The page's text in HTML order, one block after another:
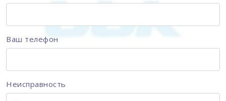
Ваш телефон
Неисправность